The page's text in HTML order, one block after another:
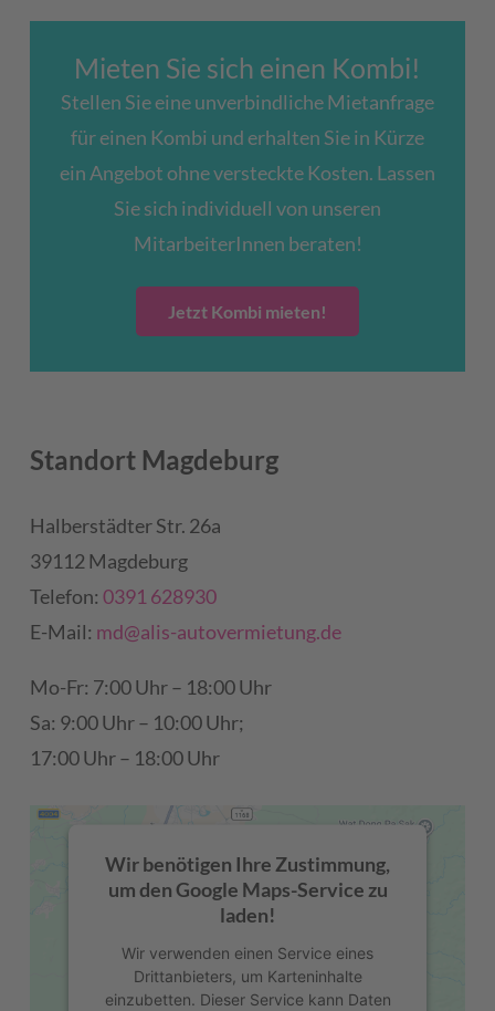
Mieten Sie sich einen Kombi!
Stellen Sie eine unverbindliche Mietanfrage
für einen Kombi und erhalten Sie in Kürze
ein Angebot ohne versteckte Kosten. Lassen
Sie sich individuell von unseren
MitarbeiterInnen beraten!
Jetzt Kombi mieten!
Standort Magdeburg
Halberstädter Str. 26a
39112 Magdeburg
Telefon: 0391 628930
E-Mail: md@alis-autovermietung.de
Mo-Fr: 7:00 Uhr – 18:00 Uhr
Sa: 9:00 Uhr – 10:00 Uhr;
17:00 Uhr – 18:00 Uhr
Wir benötigen Ihre Zustimmung,
um den Google Maps-Service zu
laden!
Wir verwenden einen Service eines
Drittanbieters, um Karteninhalte
einzubetten. Dieser Service kann Daten